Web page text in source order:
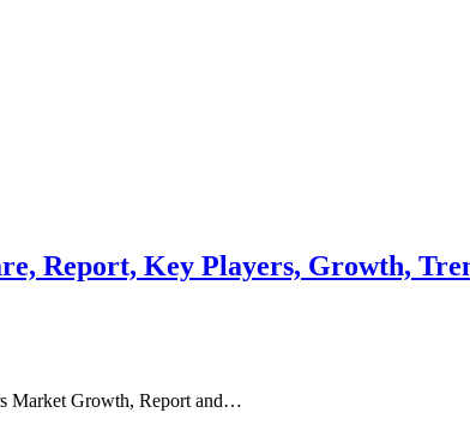
Report, Key Players, Growth,
Market Growth, Report and…